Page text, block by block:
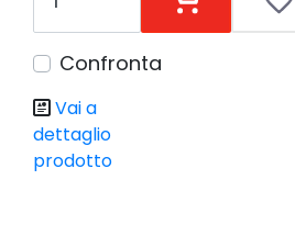
Confronta
Vai a
dettaglio
prodotto